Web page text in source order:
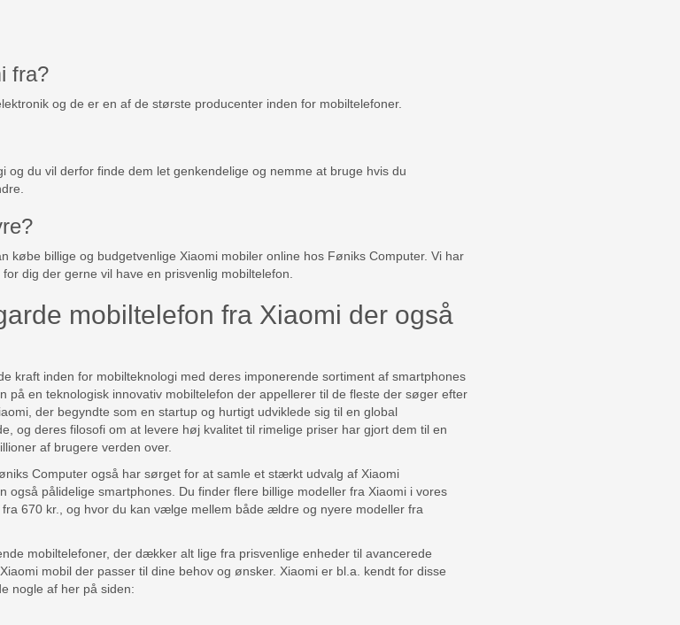
fra?
og de er en af de største producenter inden for mobiltelefoner.
og du vil derfor finde dem let genkendelige og nemme at bruge hvis du
købe billige og budgetvenlige Xiaomi mobiler online hos Føniks Computer. Vi har
dig der gerne vil have en prisvenlig mobiltelefon.
mobiltelefon fra Xiaomi der også
kraft inden for mobilteknologi med deres imponerende sortiment af smartphones
på en teknologisk innovativ mobiltelefon der appellerer til de fleste der søger efter
der begyndte som en startup og hurtigt udviklede sig til en global
og deres filosofi om at levere høj kvalitet til rimelige priser har gjort dem til en
af brugere verden over.
Computer også har sørget for at samle et stærkt udvalg af Xiaomi
også pålidelige smartphones. Du finder flere billige modeller fra Xiaomi i vores
670 kr., og hvor du kan vælge mellem både ældre og nyere modeller fra
mobiltelefoner, der dækker alt lige fra prisvenlige enheder til avancerede
mobil der passer til dine behov og ønsker. Xiaomi er bl.a. kendt for disse
nogle af her på siden: